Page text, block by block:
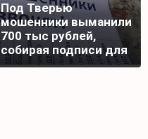
Под Тверью
мошенники выманили
700 тыс рублей,
собирая подписи для
награды бойца